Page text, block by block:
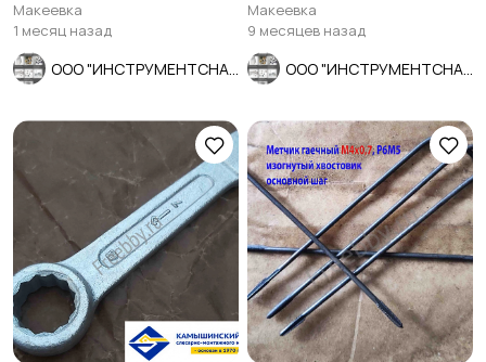
Макеевка
1 месяц назад
Макеевка
9 месяцев назад